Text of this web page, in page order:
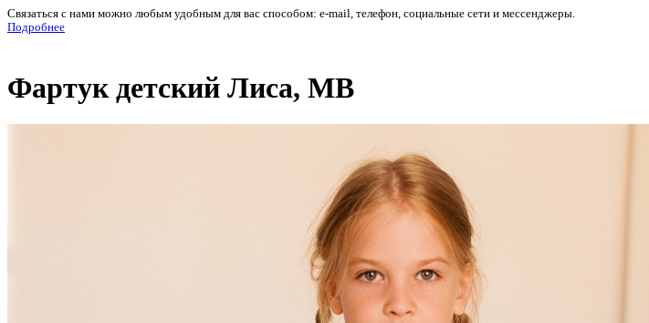
Связаться с нами можно любым удобным для вас способом: e-mail, телефон, социальные сети и мессенджеры.
Подробнее
Фартук детский Лиса, МВ